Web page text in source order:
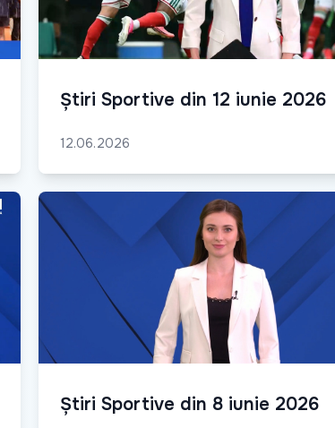
Știri Sportive din 12 iunie 2026
12.06.2026
Știri Sportive din 8 iunie 2026